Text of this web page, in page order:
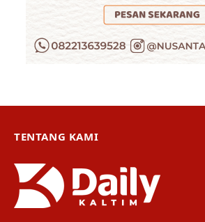
TENTANG KAMI